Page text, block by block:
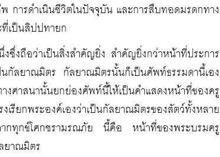
การดำเนินชีวิตในปัจจุบัน และการสืบทอดมรดกทาง
เป็นสิปปทายก
ซึ่งถือว่าเป็นสิ่งสำคัญยิ่ง สำคัญยิ่งกว่าหน้าที่ประการ
กัลยาณมิตร กัลยาณมิตรนั้นก็เป็นศัพท์ธรรมดานี้เอง
ศาสนานั้นยกย่องศัพท์นี้ให้เป็นคำแสดงหน้าที่ของครู
ยกพระองค์เองว่าเป็นกัลยาณมิตรของสัตว์ทั้งหลาย
ากทุกข์โศกชรามรณภัย นี้คือ หน้าที่ของพระบรมครู
ยาณมิตร